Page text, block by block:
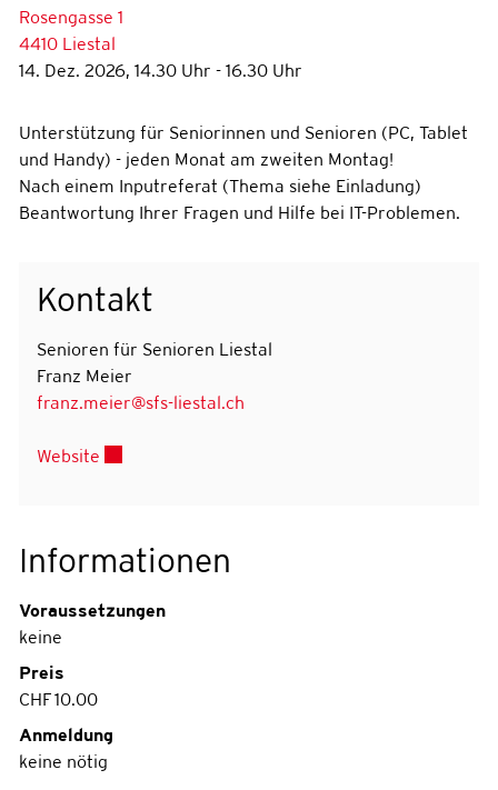
Rosengasse 1
4410 Liestal
14. Dez. 2026, 14.30 Uhr - 16.30 Uhr
Unterstützung für Seniorinnen und Senioren (PC, Tablet
und Handy) - jeden Monat am zweiten Montag!
Nach einem Inputreferat (Thema siehe Einladung)
Beantwortung Ihrer Fragen und Hilfe bei IT-Problemen.
Kontakt
Senioren für Senioren Liestal
Franz Meier
franz.meier@sfs-liestal.ch
Website
Informationen
Voraussetzungen
keine
Preis
CHF 10.00
Anmeldung
keine nötig